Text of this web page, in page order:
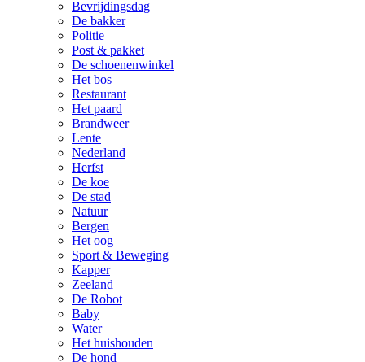
Bevrijdingsdag
De bakker
Politie
Post & pakket
De schoenenwinkel
Het bos
Restaurant
Het paard
Brandweer
Lente
Nederland
Herfst
De koe
De stad
Natuur
Bergen
Het oog
Sport & Beweging
Kapper
Zeeland
De Robot
Baby
Water
Het huishouden
De hond